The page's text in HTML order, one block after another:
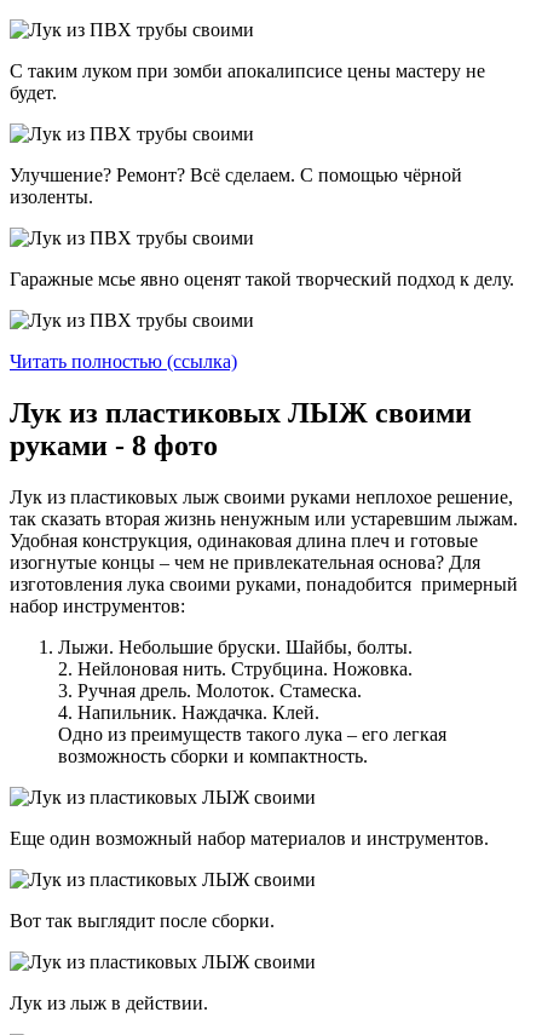
С таким луком при зомби апокалипсисе цены мастеру не
будет.
Улучшение? Ремонт? Всё сделаем. С помощью чёрной
изоленты.
Гаражные мсье явно оценят такой творческий подход к делу.
Читать полностью (ссылка)
Лук из пластиковых ЛЫЖ своими
руками - 8 фото
Лук из пластиковых лыж своими руками неплохое решение,
так сказать вторая жизнь ненужным или устаревшим лыжам.
Удобная конструкция, одинаковая длина плеч и готовые
изогнутые концы – чем не привлекательная основа? Для
изготовления лука своими руками, понадобится примерный
набор инструментов:
Лыжи. Небольшие бруски. Шайбы, болты.
2. Нейлоновая нить. Струбцина. Ножовка.
3. Ручная дрель. Молоток. Стамеска.
4. Напильник. Наждачка. Клей.
Одно из преимуществ такого лука – его легкая
возможность сборки и компактность.
Еще один возможный набор материалов и инструментов.
Вот так выглядит после сборки.
Лук из лыж в действии.